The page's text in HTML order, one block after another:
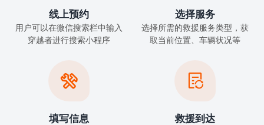
线上预约
用户可以在微信搜索栏中输入
穿越者进行搜索小程序
选择服务
选择所需的救援服务类型，获
取当前位置、车辆状况等

填写信息

救援到达